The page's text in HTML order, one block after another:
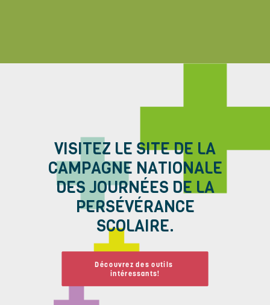
VISITEZ LE SITE DE LA
CAMPAGNE NATIONALE
DES JOURNÉES DE LA
PERSÉVÉRANCE
SCOLAIRE.
Découvrez des outils
intéressants!